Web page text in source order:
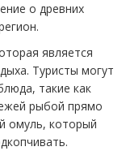
о древних
является
Туристы могут
такие как
рыбой прямо
омуль, который